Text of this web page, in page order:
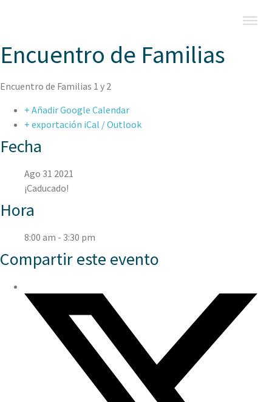
Encuentro de Familias
Encuentro de Familias 1 y 2
+ Añadir Google Calendar
+ exportación iCal / Outlook
Fecha
Ago 31 2021
¡Caducado!
Hora
8:00 am - 3:30 pm
Compartir este evento